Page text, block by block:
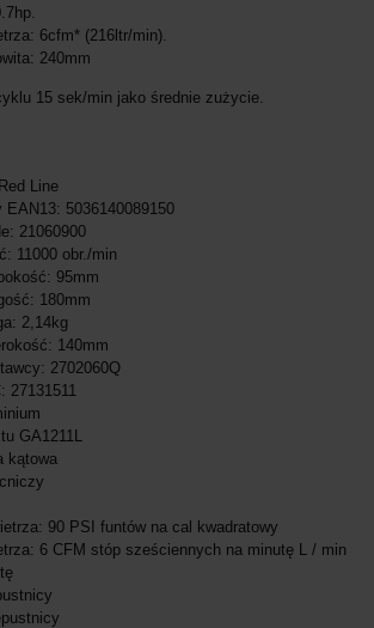
6cfm* (216ltr/min).
240mm
15 sek/min jako średnie zużycie.
Line
EAN13: 5036140089150
21060900
11000 obr./min
95mm
180mm
2,14kg
140mm
2702060Q
27131511
GA1211L
kątowa
90 PSI funtów na cal kwadratowy
6 CFM stóp sześciennych na minutę L / min